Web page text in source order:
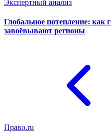
Экспертный анализ
Глобальное потепление: как
завоёвывают регионы
Право.ru